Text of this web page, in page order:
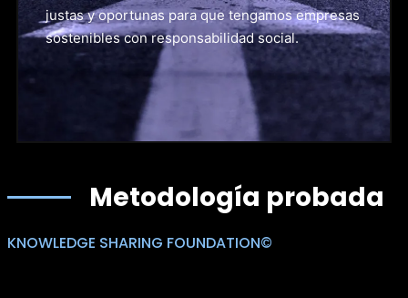
justas y oportunas para que tengamos empresas
sostenibles con responsabilidad social.
Metodología probada
KNOWLEDGE SHARING FOUNDATION©